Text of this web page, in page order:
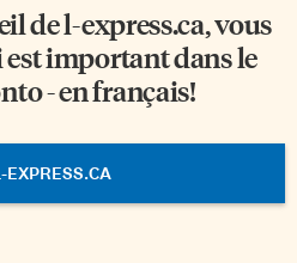
del-express.ca, vous
est important dans le
- en français!
EXPRESS.CA